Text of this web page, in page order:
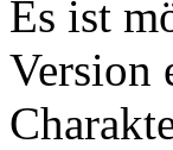
Es ist
Version